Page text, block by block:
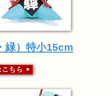
緑）特小15cm